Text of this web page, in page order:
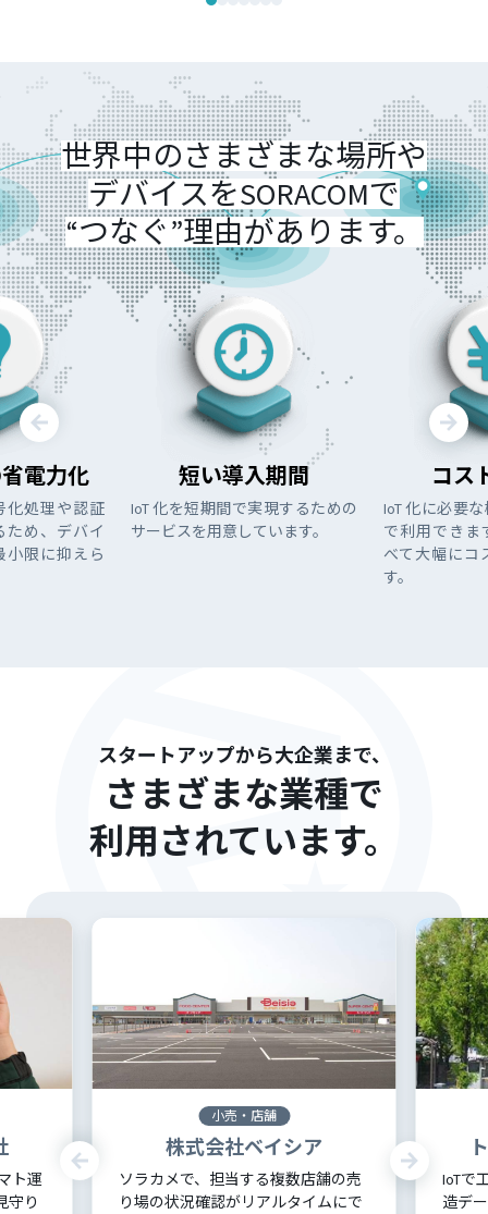
世界中のさまざまな場所や
デバイスをSORACOMで
“つなぐ”理由があります。
電力化
化処理や認証
ため、デバイ
小限に抑えら
短い導入期間
IoT 化を短期間で実現するための
サービスを用意しています。
コス
IoT 化に必要
で利用できま
べて大幅にコ
す。
スタートアップから大企業まで、
さまざまな業種で
利用されています。
ト運
守り
小売・店舗
株式会社ベイシア
ソラカメで、担当する複数店舗の売
り場の状況確認がリアルタイムにで
IoTで
造デ